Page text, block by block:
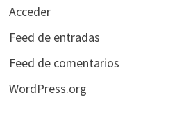
Acceder
Feed de entradas
Feed de comentarios
WordPress.org